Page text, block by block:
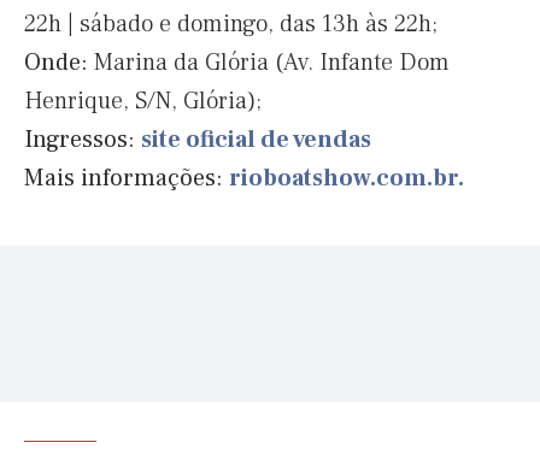
22h
sábado e domingo, das 13h às 22h;
Onde: Marina da Glória (Av. Infante Dom
Henrique, S/N, Glória);
Ingressos: site oficial de vendas
Mais informações: rioboatshow.com.br.